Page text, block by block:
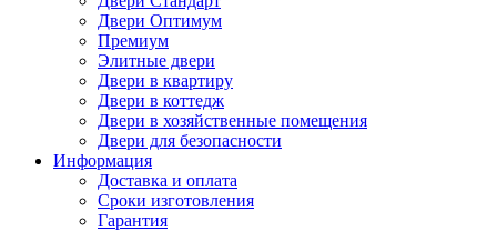
Двери Оптимум
Премиум
Элитные двери
Двери в квартиру
Двери в коттедж
Двери в хозяйственные помещения
Двери для безопасности
Информация
Доставка и оплата
Сроки изготовления
Гарантия